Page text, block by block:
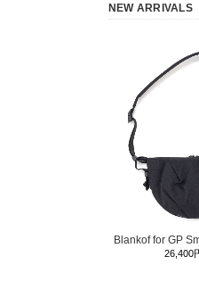
NEW ARRIVALS
Blankof for GP
26,400